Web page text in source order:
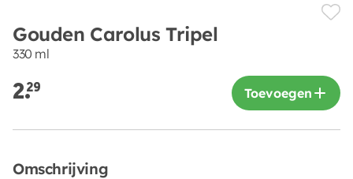
Gouden Carolus Tripel
330 ml
2.29 Toevoegen
Omschrijving